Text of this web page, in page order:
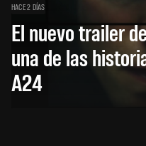
HACE 2 DÍAS
El nuevo trailer
una de las
A24